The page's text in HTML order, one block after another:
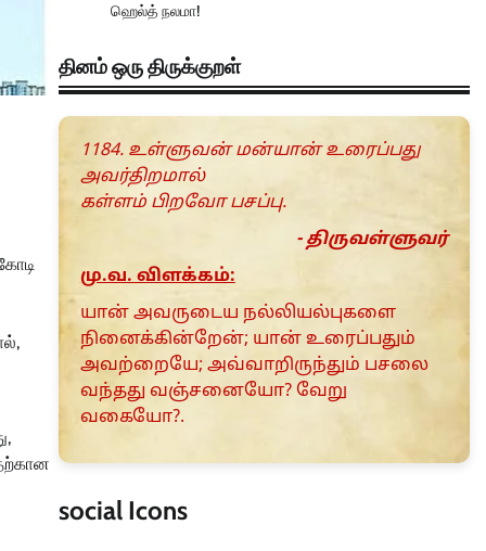
ஹெல்த் நலமா!
தினம் ஒரு திருக்குறள்
1184. உள்ளுவன் மன்யான் உரைப்பது
அவர்திறமால்
கள்ளம் பிறவோ பசப்பு.
- திருவள்ளுவர்
மு.வ. விளக்கம்:
யான் அவருடைய நல்லியல்புகளை
நினைக்கின்றேன்; யான் உரைப்பதும்
அவற்றையே; அவ்வாறிருந்தும் பசலை
வந்தது வஞ்சனையோ? வேறு
வகையோ?.
social Icons